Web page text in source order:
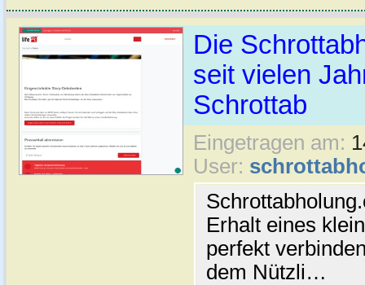
Die
seit vielen
Schrottab
Eingetragen am:
User:
Erhalt eines
perfekt
dem Nützli…